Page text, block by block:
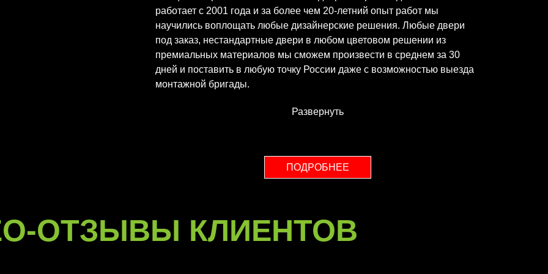
работает с 2001 года и за более чем 20-летний опыт работ мы
научились воплощать любые дизайнерские решения. Любые двери
под заказ, нестандартные двери в любом цветовом решении из
премиальных материалов мы сможем произвести в среднем за 30
дней и поставить в любую точку России даже с возможностью выезда
монтажной бригады.
Развернуть
ПОДРОБНЕЕ
ОТЗЫВЫ КЛИЕНТОВ